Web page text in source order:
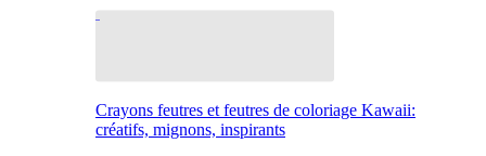
Crayons feutres et feutres de coloriage Kawaii:
créatifs, mignons, inspirants